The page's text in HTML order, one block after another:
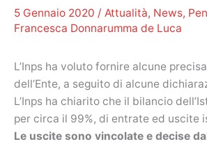
5 Gennaio 2020 / Attualità, News,
Francesca Donnarumma de Luca
L’Inps ha voluto fornire alcune
dell’Ente, a seguito di alcune
L’Inps ha chiarito che il bilancio
per circa il 99%, di entrate ed uscite
Le uscite sono vincolate e decise